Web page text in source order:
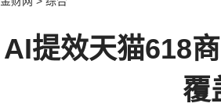
AI提效天猫618
覆